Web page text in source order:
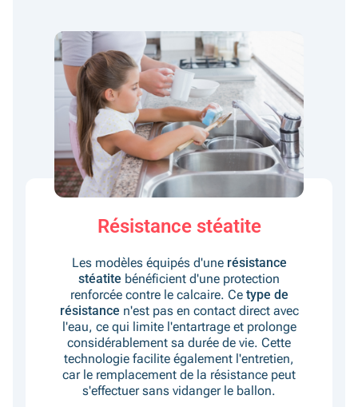
Résistance stéatite
Les modèles équipés d'une résistance
stéatite bénéficient d'une protection
renforcée contre le calcaire. Ce type de
résistance n'est pas en contact direct avec
l'eau, ce qui limite l'entartrage et prolonge
considérablement sa durée de vie. Cette
technologie facilite également l'entretien,
car le remplacement de la résistance peut
s'effectuer sans vidanger le ballon.